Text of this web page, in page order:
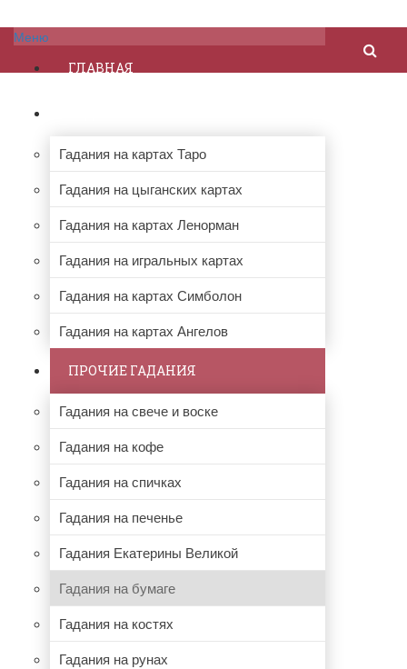
Меню
ГЛАВНАЯ
Гадания на картах Таро
Гадания на цыганских картах
Гадания на картах Ленорман
Гадания на игральных картах
Гадания на картах Симболон
Гадания на картах Ангелов
ПРОЧИЕ ГАДАНИЯ
Гадания на свече и воске
Гадания на кофе
Гадания на спичках
Гадания на печенье
Гадания Екатерины Великой
Гадания на бумаге
Гадания на костях
Гадания на рунах